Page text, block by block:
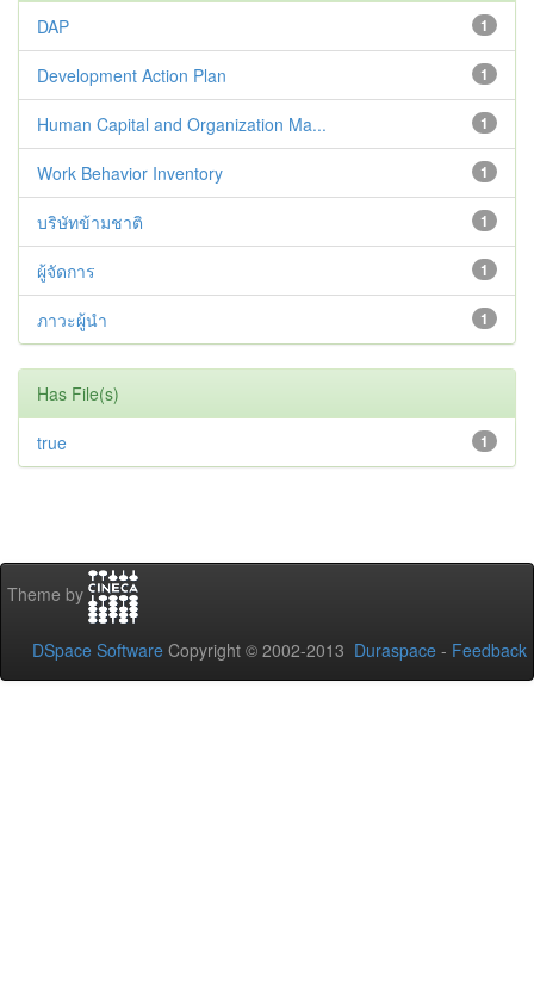
1
DAP
1
Development Action Plan
1
Human Capital and Organization Ma...
1
Work Behavior Inventory
1
บริษัทข้ามชาติ
1
ผู้จัดการ
1
ภาวะผู้นำ
Has File(s)
1
true
Theme by
DSpace Software Copyright © 2002-2013 Duraspace - Feedback